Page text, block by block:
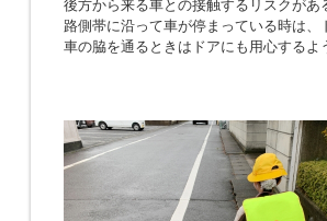
後方から来る車との接触するリスクが
路側帯に沿って車が停まっている時は
車の脇を通るときはドアにも用心するよ